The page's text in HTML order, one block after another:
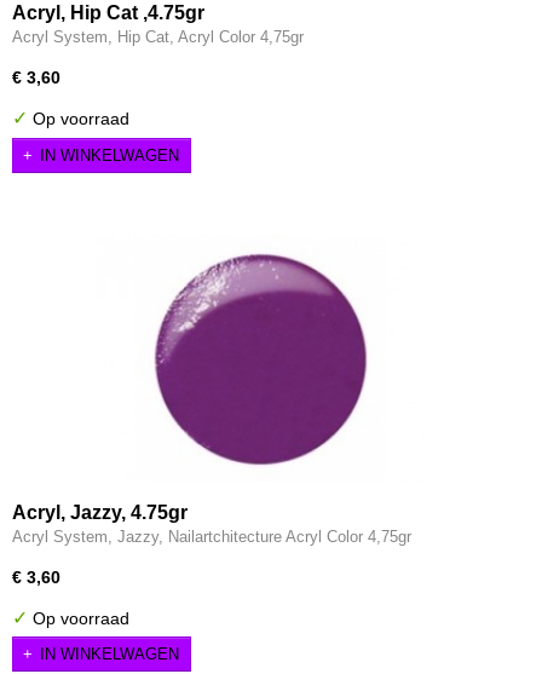
Acryl, Hip Cat ,4.75gr
Acryl System, Hip Cat, Acryl Color 4,75gr
€ 3,60
✓ Op voorraad
IN WINKELWAGEN
Acryl, Jazzy, 4.75gr
Acryl System, Jazzy, Nailartchitecture Acryl Color 4,75gr
€ 3,60
✓ Op voorraad
IN WINKELWAGEN